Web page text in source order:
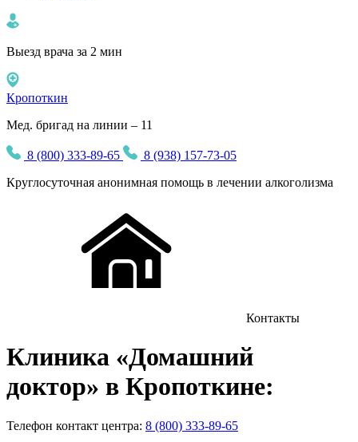
Выезд врача за 2 мин
Кропоткин
Мед. бригад на линии – 11
8 (800) 333-89-65
8 (938) 157-73-05
Круглосуточная анонимная помощь в лечении алкоголизма
Контакты
Клиника «Домашний
доктор» в Кропоткине:
Телефон контакт центра: 8 (800) 333-89-65